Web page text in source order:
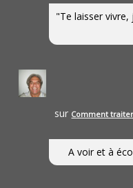
"Te laisser
sur Comment
A voir et à